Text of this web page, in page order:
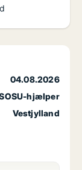
04.08.2026
hjælper
Vestjylland